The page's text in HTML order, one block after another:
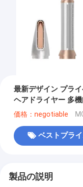
最新デザイン プラ
ヘアドライヤー 多
価格：negotiable
ベストプラ
製品の説明